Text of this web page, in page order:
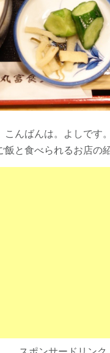
んばんは。よしです
と食べられるお店の